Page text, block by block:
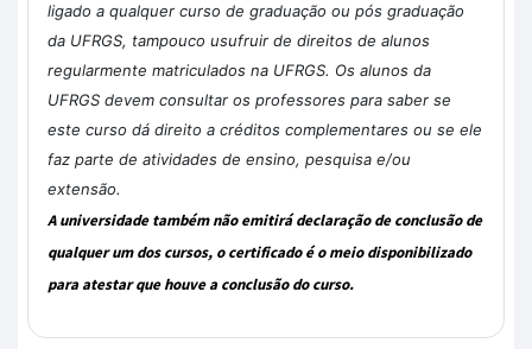
ligado a qualquer curso de graduação ou pós graduação
da UFRGS, tampouco usufruir de direitos de alunos
regularmente matriculados na UFRGS. Os alunos da
UFRGS devem consultar os professores para saber se
este curso dá direito a créditos complementares ou se ele
faz parte de atividades de ensino, pesquisa e/ou
extensão.
A universidade também não emitirá declaração de conclusão de
qualquer um dos cursos, o certificado é o meio disponibilizado
para atestar que houve a conclusão do curso.